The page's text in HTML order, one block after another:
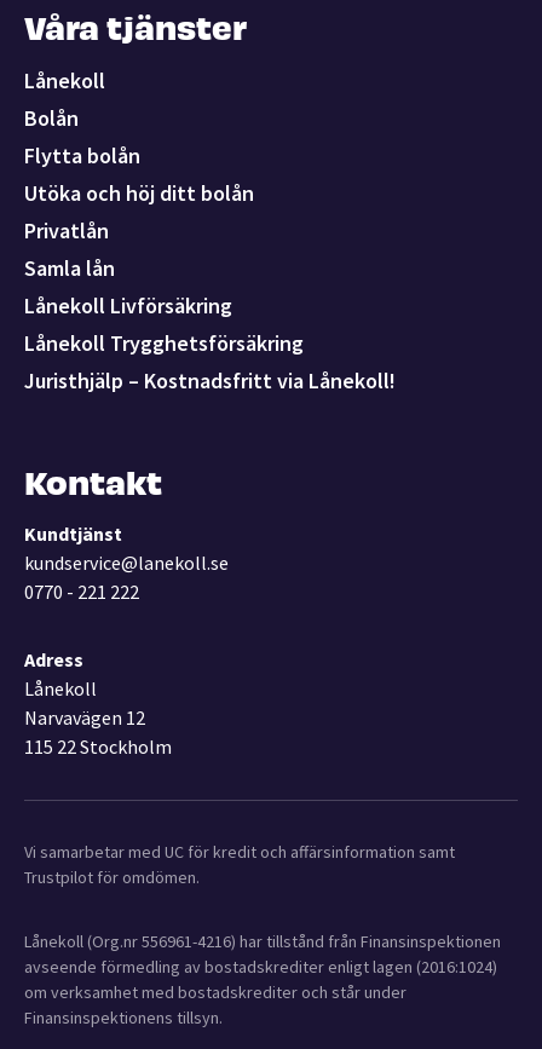
Våra tjänster
Lånekoll
Bolån
Flytta bolån
Utöka och höj ditt bolån
Privatlån
Samla lån
Lånekoll Livförsäkring
Lånekoll Trygghetsförsäkring
Juristhjälp – Kostnadsfritt via Lånekoll!
Kontakt
Kundtjänst
kundservice@lanekoll.se
0770 - 221 222
Adress
Lånekoll
Narvavägen 12
115 22 Stockholm
Vi samarbetar med UC för kredit och affärsinformation samt
Trustpilot för omdömen.
Lånekoll (Org.nr 556961-4216) har tillstånd från Finansinspektionen
avseende förmedling av bostadskrediter enligt lagen (2016:1024)
om verksamhet med bostadskrediter och står under
Finansinspektionens tillsyn.